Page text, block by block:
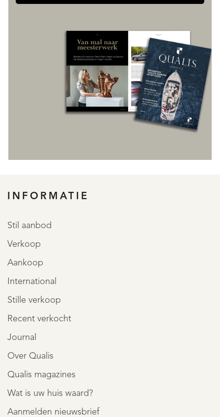
INFORMATIE
Stil aanbod
Verkoop
Aankoop
International
Stille verkoop
Recent verkocht
Journal
Over Qualis
Qualis magazines
Wat is uw huis waard?
Aanmelden nieuwsbrief